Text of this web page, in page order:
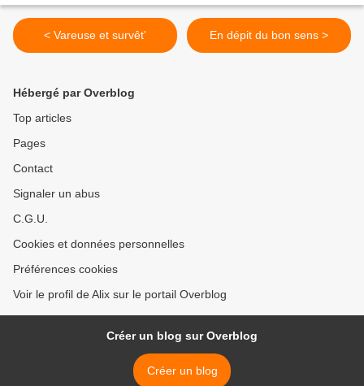
< Vareuse et survêt' En dépit du bon sens >
Hébergé par Overblog
Top articles
Pages
Contact
Signaler un abus
C.G.U.
Cookies et données personnelles
Préférences cookies
Voir le profil de Alix sur le portail Overblog
Créer un blog sur Overblog
Créer un blog